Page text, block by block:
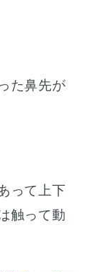
た鼻先が
って上下
触って動